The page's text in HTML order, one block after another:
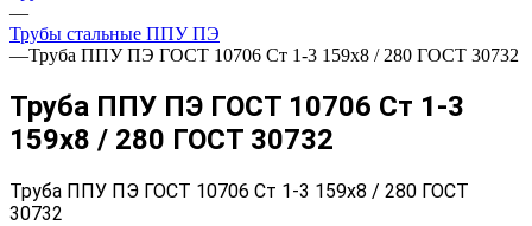
—
Трубы стальные ППУ ПЭ
—Труба ППУ ПЭ ГОСТ 10706 Ст 1-3 159x8 / 280 ГОСТ 30732
Труба ППУ ПЭ ГОСТ 10706 Ст 1-3
159x8 / 280 ГОСТ 30732
Труба ППУ ПЭ ГОСТ 10706 Ст 1-3 159x8 / 280 ГОСТ
30732